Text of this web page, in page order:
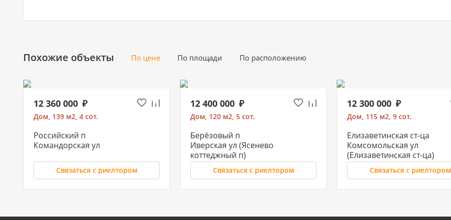
Похожие объекты По цене По площади По расположению
12 360 000
Дом, 139 м2, 4 сот.
Российский п
Командорская ул
Связаться с риелтором
12 400 000
Дом, 120 м2, 5 сот.
Берёзовый п
Иверская ул (Ясенево
коттеджный п)
Связаться с риелтором
12 300 000
Дом, 115 м2, 9 сот.
Елизаветинская ст-ца
Комсомольская ул
(Елизаветинская ст-ца)
Связаться с риелтором